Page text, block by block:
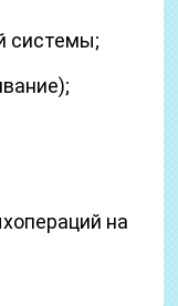
системы;
на